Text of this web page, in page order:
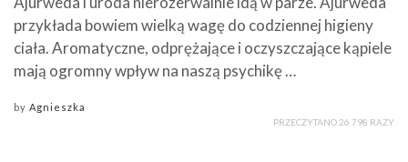
przykłada bowiem wielką wagę do codziennej higieny
ciała. Aromatyczne, odprężające i oczyszczające kąpiele
mają ogromny wpływ na naszą psychikę …
by Agnieszka
PRZECZYTANO 26 798 RAZY